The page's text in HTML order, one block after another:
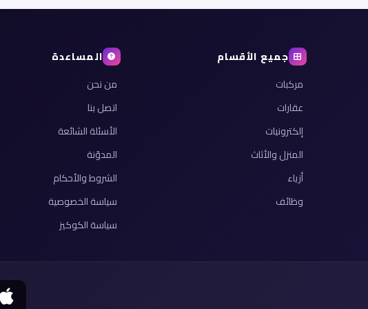
جميع الأقسام
مركبات
عقارات
إلكترونيات
المنزل والأثاث
أزياء
وظائف
المساعدة
من نحن
اتصل بنا
الأسئلة الشائعة
المدوّنة
الشروط والأحكام
سياسة الخصوصية
سياسة الكوكيز